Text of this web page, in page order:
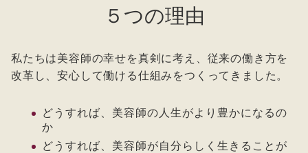
５つの理由
私たちは美容師の幸せを真剣に考え、従来の働き方を
改革し、安心して働ける仕組みをつくってきました。
どうすれば、美容師の人生がより豊かになるの
か
どうすれば、美容師が自分らしく生きることが